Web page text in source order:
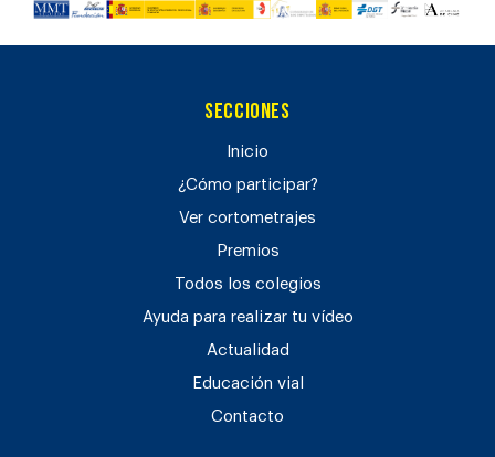
Secciones
Inicio
¿Cómo participar?
Ver cortometrajes
Premios
Todos los colegios
Ayuda para realizar tu vídeo
Actualidad
Educación vial
Contacto